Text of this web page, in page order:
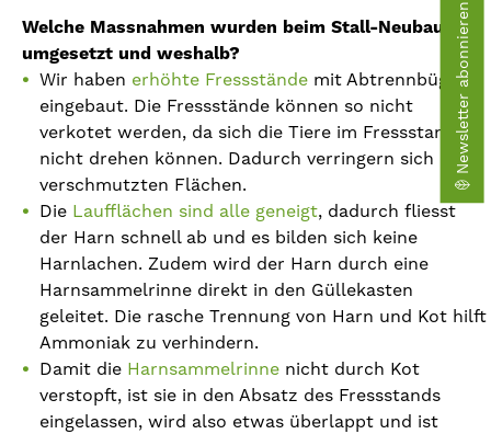
Newsletter abonnieren
Welche Massnahmen wurden beim Stall-Neubau
umgesetzt und weshalb?
Wir haben erhöhte Fressstände mit Abtrennbügeln
eingebaut. Die Fressstände können so nicht
verkotet werden, da sich die Tiere im Fressstand
nicht drehen können. Dadurch verringern sich die
verschmutzten Flächen.
Die Laufflächen sind alle geneigt, dadurch fliesst
der Harn schnell ab und es bilden sich keine
Harnlachen. Zudem wird der Harn durch eine
Harnsammelrinne direkt in den Güllekasten
geleitet. Die rasche Trennung von Harn und Kot hilft
Ammoniak zu verhindern.
Damit die Harnsammelrinne nicht durch Kot
verstopft, ist sie in den Absatz des Fressstands
eingelassen, wird also etwas überlappt und ist